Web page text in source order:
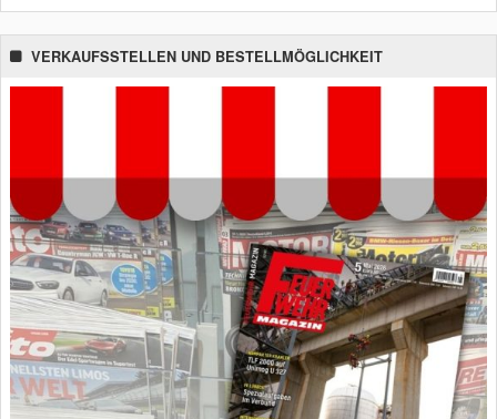
VERKAUFSSTELLEN UND BESTELLMÖGLICHKEIT